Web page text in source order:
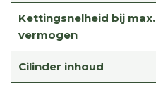
Kettingsnelheid bij max.
vermogen
Cilinder inhoud